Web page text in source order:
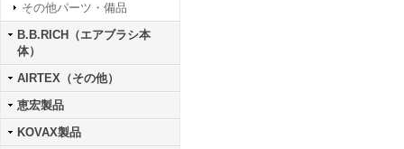
その他パーツ・備品
B.B.RICH（エアブラシ本
体）
AIRTEX（その他）
恵宏製品
KOVAX製品